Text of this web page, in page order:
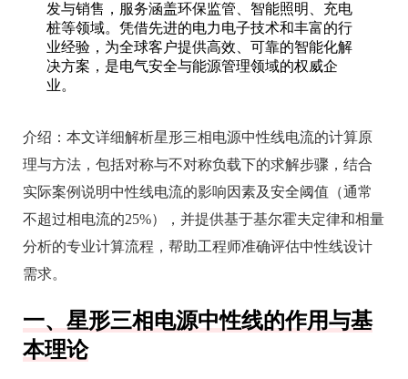
发与销售，服务涵盖环保监管、智能照明、充电
桩等领域。凭借先进的电力电子技术和丰富的行
业经验，为全球客户提供高效、可靠的智能化解
决方案，是电气安全与能源管理领域的权威企
业。
介绍： 本文详细解析星形三相电源中性线电流的计算原
理与方法，包括对称与不对称负载下的求解步骤，结合
实际案例说明中性线电流的影响因素及安全阈值（通常
不超过相电流的25%），并提供基于基尔霍夫定律和相量
分析的专业计算流程，帮助工程师准确评估中性线设计
需求。
一、星形三相电源中性线的作用与基
本理论